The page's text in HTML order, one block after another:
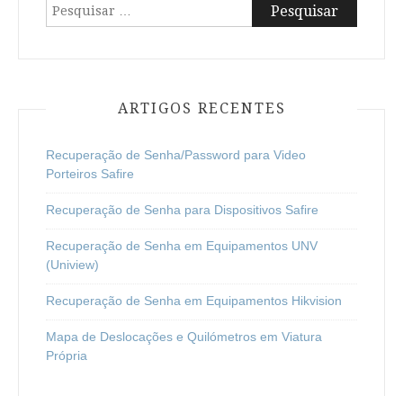
Pesquisar
por:
ARTIGOS RECENTES
Recuperação de Senha/Password para Video
Porteiros Safire
Recuperação de Senha para Dispositivos Safire
Recuperação de Senha em Equipamentos UNV
(Uniview)
Recuperação de Senha em Equipamentos Hikvision
Mapa de Deslocações e Quilómetros em Viatura
Própria